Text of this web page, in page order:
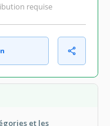
requise
et les